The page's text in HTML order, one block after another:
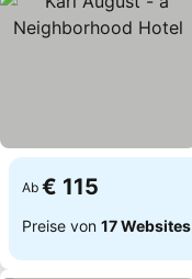
Ab € 115
Preise von 17 Websites